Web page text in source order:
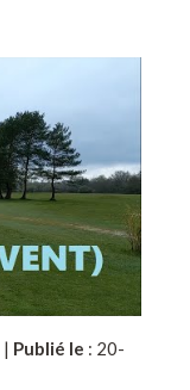
| Publié le : 20-